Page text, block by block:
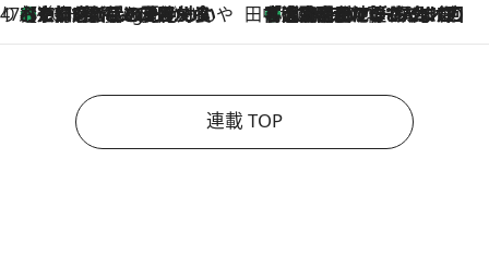
47都道府県の手みやげ ひんやりスイーツで夏を満喫
10 Hours Ago
【京都府】この夏絶対食べたい 冷やしておいしいおやつ3選 ひと口目から心を掴む新緑のテリーヌ 田中稲の勝手に再ブーム
2026.8.7
「湘南乃風に憧れて」観客大盛上がりの“タオル回し”に、ラッパー顔負けの高速歌唱まで…さだまさし（74）のアグレッシブすぎる現在地
連載 TOP